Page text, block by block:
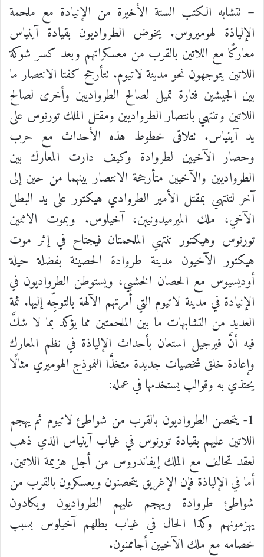
– تتشابه الكتب الستة الأخيرة من الإنيادة مع ملحمة
الإلياذة لهوميروس. يخوض الطرواديون بقيادة آينياس
معاركًا مع اللاتين بالقرب من معسكراتهم وبعد كسر شوكة
اللاتين يتوجهون نحو مدينة لاتيوم. تتأرجح كفتا الانتصار ما
بين الجيشين فتارة تميل لصالح الطرواديين وأخرى لصالح
اللاتين وتنتهي بانتصار الطرواديين ومقتل الملك تورنوس على
يد آينياس. تتلاقى خطوط هذه الأحداث مع حرب
وحصار الآخيين لطروادة وكيف دارت المعارك بين
الطرواديين والآخيين متأرجحة الانتصار بينهما من حين إلى
آخر لتنتهي بمقتل الأمير الطروادي هيكتور على يد البطل
الآخي، ملك الميرميدونيين، آخيلوس. وبموت الاثنين
تورنوس وهيكتور تنتهي الملحمتان فيجتاح في إثر موت
هيكتور الآخيون مدينة طروادة الحصينة بفضلة حيلة
أوديسيوس مع الحصان الخشبي، ويستوطن الطرواديون في
الإنيادة في مدينة لاتيوم التي أمرتهم الآلهة بالتوجِّه إليها. ثمة
العديد من التشابهات ما بين الملحمتين مما يؤكد بما لا شكَّ
فيه أنَّ فيرجيل استعان بأحداث الإلياذة في نظم المعارك
وإعادة خلق شخصيات جديدة متخذَّا النموذج الهوميري مثالًا
يحتذي به وقوالب يستخدمها في عمله:
1- يتحصن الطرواديون بالقرب من شواطئ لاتيوم ثم يهجم
اللاتين عليهم بقيادة تورنوس في غياب آينياس الذي ذهب
لعقد تحالف مع الملك إيفاندروس من أجل هزيمة اللاتين.
أما في الإلياذة فإن الإغريق يتحصنون ويعسكرون بالقرب من
شواطئ طروادة ويهجم عليهم الطرواديون ويكادون
يهزمونهم وكذا الحال في غياب بطلهم آخيلوس بسبب
خصامه مع ملك الآخيين أجاممنون.